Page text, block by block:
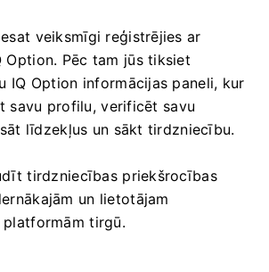
veiksmīgi reģistrējies ar
Option. Pēc tam jūs tiksiet
IQ Option informācijas paneli, kur
savu profilu, verificēt savu
līdzekļus un sākt tirdzniecību.
tirdzniecības priekšrocības
un lietotājam
tirgū.